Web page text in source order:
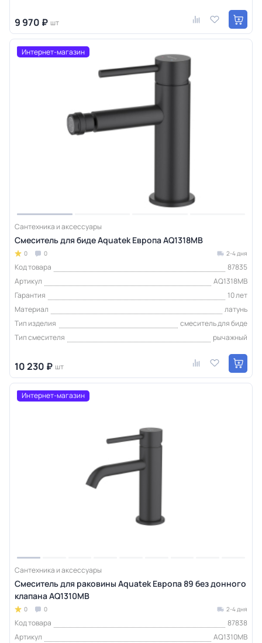
9 970 ₽ шт
Интернет-магазин
Сантехника и аксессуары
Смеситель для биде Aquatek Европа AQ1318MB
0 0 2-4 дня
Код товара
87835
Артикул
AQ1318MB
Гарантия
10 лет
Материал
латунь
Тип изделия
смеситель для биде
Тип смесителя
рычажный
10 230 ₽ шт
Интернет-магазин
Сантехника и аксессуары
Смеситель для раковины Aquatek Европа 89 без донного
клапана AQ1310MB
0 0 2-4 дня
Код товара
87838
Артикул
AQ1310MB